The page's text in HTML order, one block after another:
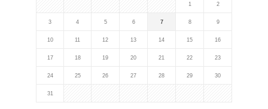
1 2
3 4 5 6 7 8 9
10 11 12 13 14 15 16
17 18 19 20 21 22 23
24 25 26 27 28 29 30
31